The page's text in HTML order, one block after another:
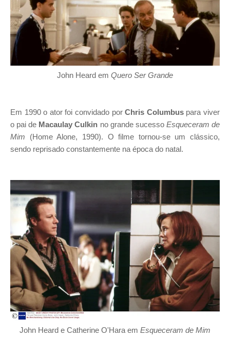
John Heard em Quero Ser Grande
Em 1990 o ator foi convidado porChris Columbuspara viver
o pai de Macaulay Culkin no grande sucesso Esqueceram de
Mim (Home Alone, 1990). O filme tornou-se um clássico,
sendo reprisado constantemente na época do natal.
John Heard e Catherine O'Hara em Esqueceram de Mim